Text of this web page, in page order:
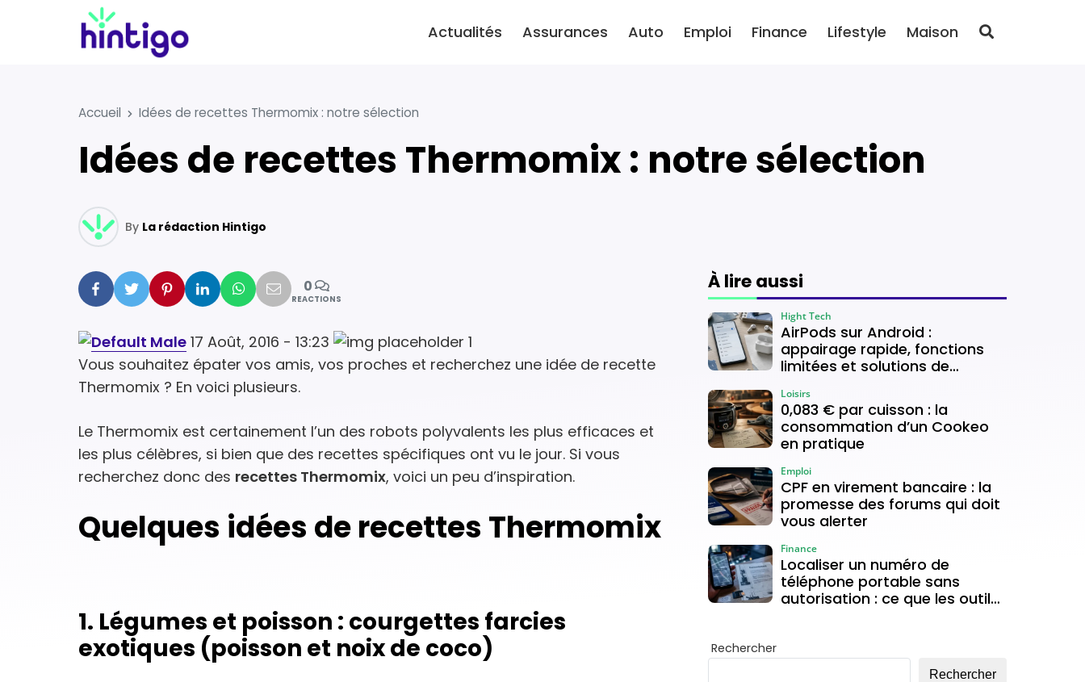
Actualités Assurances Auto Emploi Finance Lifestyle Maison
Accueil Idées de recettes Thermomix : notre sélection
Idées de recettes Thermomix : notre sélection
By La rédaction Hintigo
Facebook
Twitter PinterestLinkedinWhatsapp
Mail0
REACTIONS
17 Août, 2016 - 13:23
Vous souhaitez épater vos amis, vos proches et recherchez une idée de recette
Thermomix ? En voici plusieurs.
Le Thermomix est certainement l’un des robots polyvalents les plus efficaces et
les plus célèbres, si bien que des recettes spécifiques ont vu le jour. Si vous
recherchez donc des recettes Thermomix, voici un peu d’inspiration.
Quelques idées de recettes Thermomix
1. Légumes et poisson : courgettes farcies
exotiques (poisson et noix de coco)
À lire aussi
AirPods sur Android :
appairage rapide, fonctions
limitées et solutions de
Hight Tech
0,083 € par cuisson : la
consommation d’un Cookeo
en pratique
Loisirs
CPF en virement bancaire : la
promesse des forums qui doit
vous alerter
Emploi
Localiser un numéro de
téléphone portable sans
autorisation : ce que les outils
Finance
Rechercher
Rechercher